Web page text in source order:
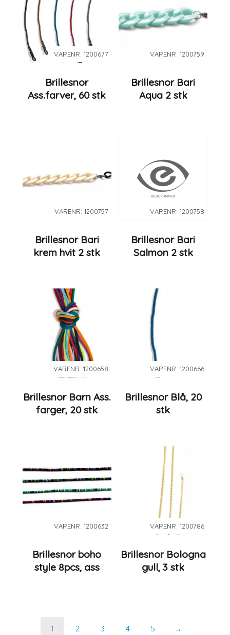
VARENR: 1200677
Brillesnor
Ass.farver, 60 stk
VARENR: 1200759
Brillesnor Bari
Aqua 2 stk
VARENR: 1200757
Brillesnor Bari
krem hvit 2 stk
VARENR: 1200758
Brillesnor Bari
Salmon 2 stk
VARENR: 1200658
Brillesnor Barn Ass.
farger, 20 stk
VARENR: 1200666
Brillesnor Blå, 20
stk
VARENR: 1200632
Brillesnor boho
style 8pcs, ass
VARENR: 1200786
Brillesnor Bologna
gull, 3 stk
1 2 3 4 5 →